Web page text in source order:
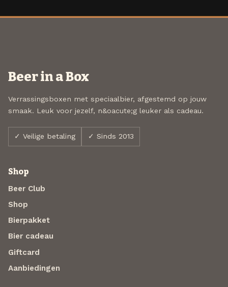
Beer in a Box
Verrassingsboxen met speciaalbier, afgestemd op jouw
smaak. Leuk voor jezelf, n&oacute;g leuker als cadeau.
✓ Veilige betaling ✓ Sinds 2013
Shop
Beer Club
Shop
Bierpakket
Bier cadeau
Giftcard
Aanbiedingen